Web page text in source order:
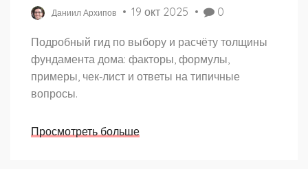
Даниил Архипов 19 окт 2025 0
Подробный гид по выбору и расчёту толщины
фундамента дома: факторы, формулы,
примеры, чек‑лист и ответы на типичные
вопросы.
Просмотреть больше